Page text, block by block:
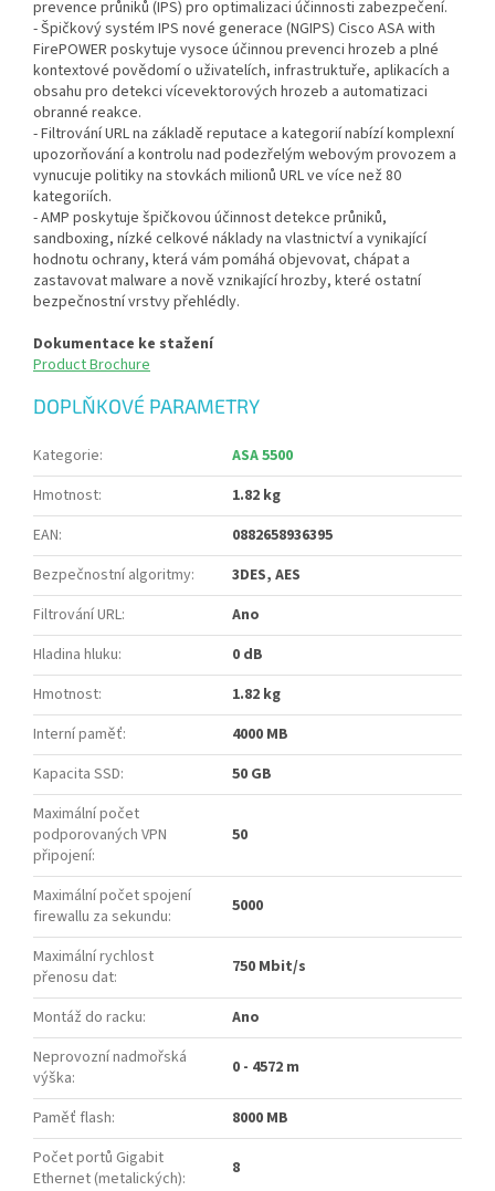
prevence průniků (IPS) pro optimalizaci účinnosti zabezpečení.
- Špičkový systém IPS nové generace (NGIPS) Cisco ASA with
FirePOWER poskytuje vysoce účinnou prevenci hrozeb a plné
kontextové povědomí o uživatelích, infrastruktuře, aplikacích a
obsahu pro detekci vícevektorových hrozeb a automatizaci
obranné reakce.
- Filtrování URL na základě reputace a kategorií nabízí komplexní
upozorňování a kontrolu nad podezřelým webovým provozem a
vynucuje politiky na stovkách milionů URL ve více než 80
kategoriích.
- AMP poskytuje špičkovou účinnost detekce průniků,
sandboxing, nízké celkové náklady na vlastnictví a vynikající
hodnotu ochrany, která vám pomáhá objevovat, chápat a
zastavovat malware a nově vznikající hrozby, které ostatní
bezpečnostní vrstvy přehlédly.
Dokumentace ke stažení
Product Brochure
DOPLŇKOVÉ PARAMETRY
Kategorie:
ASA 5500
Hmotnost:
1.82 kg
EAN:
0882658936395
Bezpečnostní algoritmy:
3DES, AES
Filtrování URL:
Ano
Hladina hluku:
0 dB
Hmotnost:
1.82 kg
Interní paměť:
4000 MB
Kapacita SSD:
50 GB
Maximální počet
podporovaných VPN
připojení:
50
Maximální počet spojení
firewallu za sekundu: 5000
Maximální rychlost
přenosu dat: 750 Mbit/s
Montáž do racku:
Ano
Neprovozní nadmořská
výška: 0 - 4572 m
Paměť flash:
8000 MB
Počet portů Gigabit
Ethernet (metalických): 8